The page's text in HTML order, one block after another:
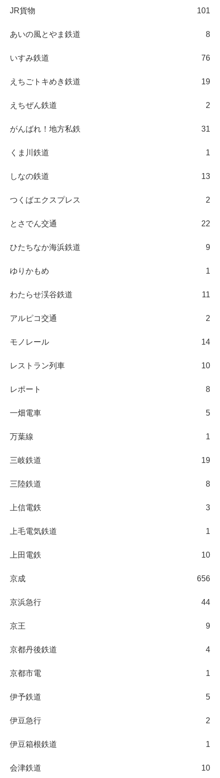
JR貨物 101
あいの風とやま鉄道 8
いすみ鉄道 76
えちごトキめき鉄道 19
えちぜん鉄道 2
がんばれ！地方私鉄 31
くま川鉄道 1
しなの鉄道 13
つくばエクスプレス 2
とさでん交通 22
ひたちなか海浜鉄道 9
ゆりかもめ 1
わたらせ渓谷鉄道 11
アルピコ交通 2
モノレール 14
レストラン列車 10
レポート 8
一畑電車 5
万葉線 1
三岐鉄道 19
三陸鉄道 8
上信電鉄 3
上毛電気鉄道 1
上田電鉄 10
京成 656
京浜急行 44
京王 9
京都丹後鉄道 4
京都市電 1
伊予鉄道 5
伊豆急行 2
伊豆箱根鉄道 1
会津鉄道 10